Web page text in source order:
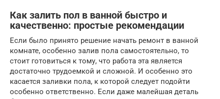
Как залить пол в ванной быстро и
качественно: простые рекомендации
Если было принято решение начать ремонт в ванной
комнате, особенно залив пола самостоятельно, то
стоит готовиться к тому, что работа эта является
достаточно трудоемкой и сложной. И особенно это
касается заливки пола, к которой следует подойти
особенно ответственно. Если даже малейшая деталь